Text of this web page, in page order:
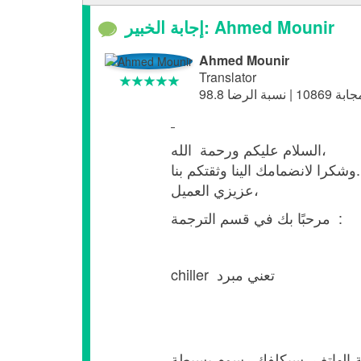
إجابة الخبير: Ahmed Mounir
Ahmed Mounir
Translator
السلام عليكم ورحمة الله،
وشكرا لانضمامك الينا وثقتكم بنا.
عزيزي العميل،
مرحبًا بك في قسم الترجمة :
chiller تعني مبرد